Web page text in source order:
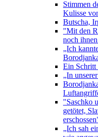
Stimmen
Kulisse
Butscha,
"Mit den
noch
„Ich
Ein Schritt
„In
"Saschko
getötet,
„Ich sah